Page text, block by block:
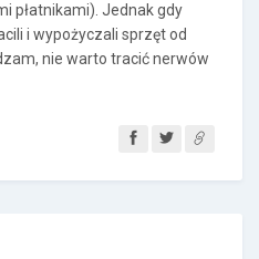
płatnikami). Jednak gdy
i wypożyczali sprzęt od
nie warto tracić nerwów